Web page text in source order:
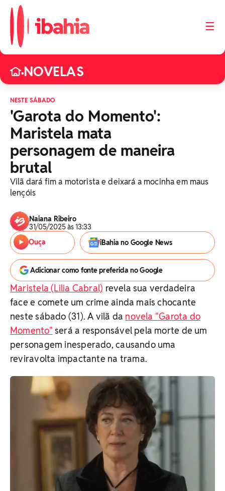
☰
•NOVELAS
NESTE SÁBADO
'Garota do Momento':
Maristela mata
personagem de maneira
brutal
Vilã dará fim a motorista e deixará a mocinha em maus
lençóis
Naiana Ribeiro
31/05/2025 às 13:33
Ouça
iBahia no Google News
Adicionar como fonte preferida no Google
Maristela (Lilia Cabral) revela sua verdadeira
face e comete um crime ainda mais chocante
neste sábado (31). A vilã da novela "Garota do
Momento" será a responsável pela morte de um
personagem inesperado, causando uma
reviravolta impactante na trama.